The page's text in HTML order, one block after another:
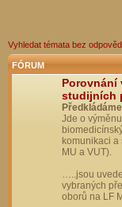
Vyhledat témata bez
FÓRUM
Porovnání
studijních
Jde o
komunikaci a
MU a VUT).
…..jsou
vybraných
oborů na LF